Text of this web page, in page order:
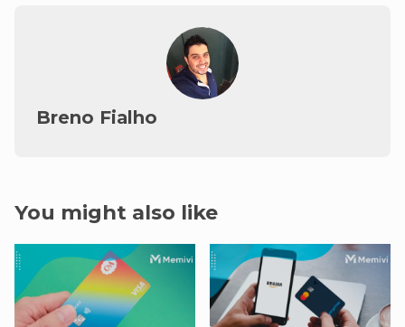
Breno Fialho
You might also like